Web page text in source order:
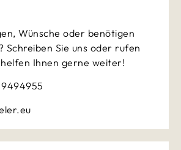
Wünsche oder benötigen
Schreiben Sie uns oder rufen
Ihnen gerne weiter!